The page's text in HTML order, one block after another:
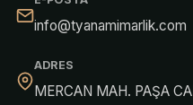
info@tyanamimarlik.com
ADRES
MERCAN MAH. PAŞA